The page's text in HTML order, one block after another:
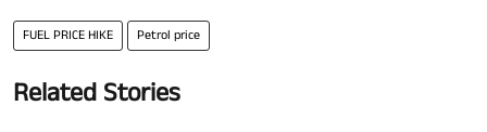
FUEL PRICE HIKE Petrol price
Related Stories